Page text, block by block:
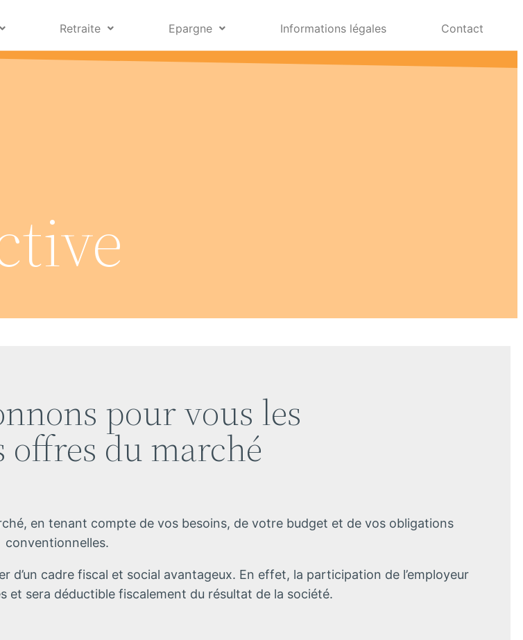
Retraite Epargne Informations légales Contact
pour vous les
du marché
en tenant compte de vos besoins, de votre budget et de vos obligations
conventionnelles.
d’un cadre fiscal et social avantageux. En effet, la participation de l’employeur
et sera déductible fiscalement du résultat de la société.